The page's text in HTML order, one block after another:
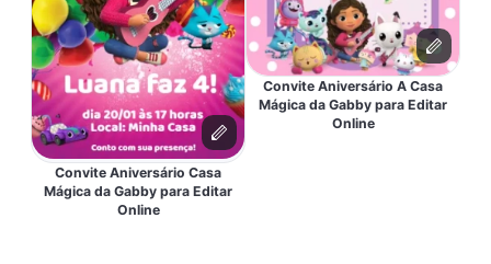
Convite Aniversário Casa
Mágica da Gabby para Editar
Online
Convite Aniversário A Casa
Mágica da Gabby para Editar
Online